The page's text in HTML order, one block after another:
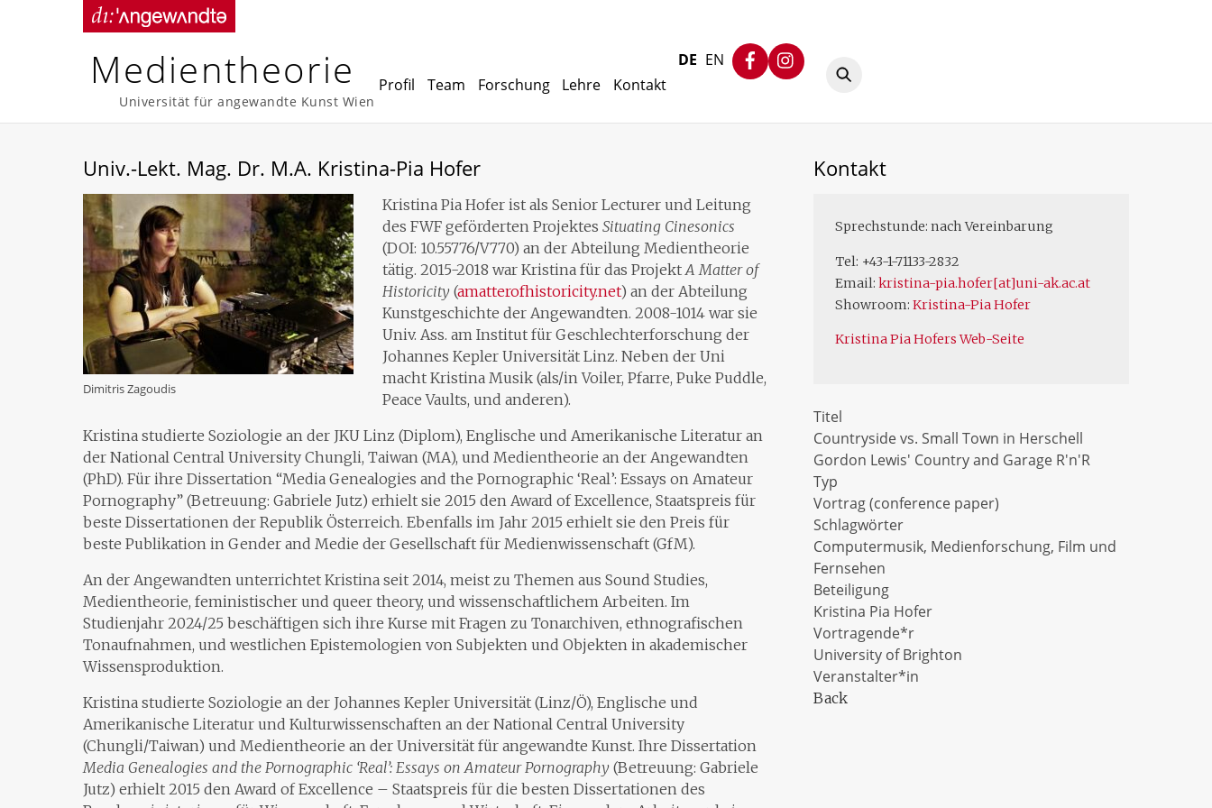
Medientheorie
Universität für angewandte Kunst Wien
DE EN
FacebookInstagram
Profil
Team Forschung Lehre Kontakt
Univ.-Lekt. Mag. Dr. M.A. Kristina-Pia Hofer
Dimitris Zagoudis
Kristina Pia Hofer ist als Senior Lecturer und Leitung
des FWF geförderten Projektes Situating Cinesonics
(DOI: 10.55776/V770) an der Abteilung Medientheorie
tätig. 2015-2018 war Kristina für das ProjektA Matter of
Historicity (amatterofhistoricity.net) an der Abteilung
Kunstgeschichte der Angewandten. 2008-1014 war sie
Univ. Ass. am Institut für Geschlechterforschung der
Johannes Kepler Universität Linz. Neben der Uni
macht Kristina Musik (als/in Voiler, Pfarre, Puke Puddle,
Peace Vaults, und anderen).
Kristina studierte Soziologie an der JKU Linz (Diplom), Englische und Amerikanische Literatur an
der National Central University Chungli, Taiwan (MA), und Medientheorie an der Angewandten
(PhD). Für ihre Dissertation “Media Genealogies and the Pornographic ‘Real’: Essays on Amateur
Pornography” (Betreuung: Gabriele Jutz) erhielt sie 2015 den Award of Excellence, Staatspreis für
beste Dissertationen der Republik Österreich. Ebenfalls im Jahr 2015 erhielt sie den Preis für
beste Publikation in Gender and Medie der Gesellschaft für Medienwissenschaft (GfM).
An der Angewandten unterrichtet Kristina seit 2014, meist zu Themen aus Sound Studies,
Medientheorie, feministischer und queer theory, und wissenschaftlichem Arbeiten. Im
Studienjahr 2024/25 beschäftigen sich ihre Kurse mit Fragen zu Tonarchiven, ethnografischen
Tonaufnahmen, und westlichen Epistemologien von Subjekten und Objekten in akademischer
Wissensproduktion.
Kristina studierte Soziologie an der Johannes Kepler Universität (Linz/Ö), Englische und
Amerikanische Literatur und Kulturwissenschaften an der National Central University
(Chungli/Taiwan) und Medientheorie an der Universität für angewandte Kunst. Ihre Dissertation
Media Genealogies and the Pornographic ‘Real’: Essays on Amateur Pornography (Betreuung: Gabriele
Jutz) erhielt 2015 den Award of Excellence – Staatspreis für die besten Dissertationen des
Kontakt
Sprechstunde: nach Vereinbarung
Tel: +43-1-71133-2832
Email: kristina-pia.hofer[at]uni-ak.ac.at
Showroom: Kristina-Pia Hofer
Kristina Pia Hofers Web-Seite
Titel
Countryside vs. Small Town in Herschell
Gordon Lewis' Country and Garage R'n'R
Typ
Vortrag (conference paper)
Schlagwörter
Computermusik, Medienforschung, Film und
Fernsehen
Beteiligung
Kristina Pia Hofer
Vortragende*r
University of Brighton
Veranstalter*in
Back